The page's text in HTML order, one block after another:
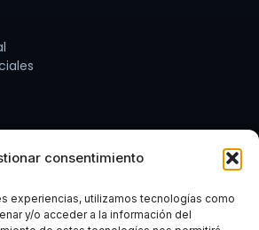
consentimiento
experiencias, utilizamos tecnologías como
y/o acceder a la información del